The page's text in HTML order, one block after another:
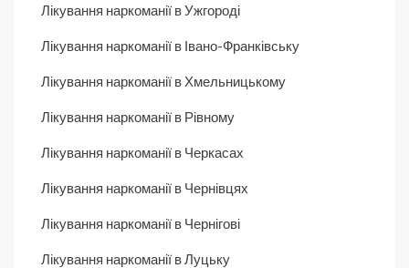
Лікування наркоманії в Ужгороді
Лікування наркоманії в Івано-Франківську
Лікування наркоманії в Хмельницькому
Лікування наркоманії в Рівному
Лікування наркоманії в Черкасах
Лікування наркоманії в Чернівцях
Лікування наркоманії в Чернігові
Лікування наркоманії в Луцьку